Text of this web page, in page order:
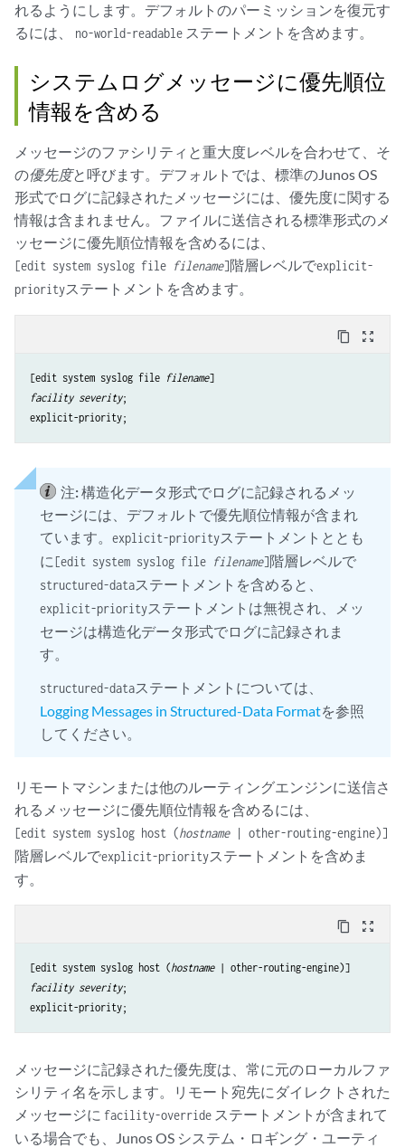
れるようにします。デフォルトのパーミッションを復元す
るには、
no-world-readable ステートメントを含めます。
システムログメッセージに優先順位
情報を含める
メッセージのファシリティと重大度レベルを合わせて、そ
の優先度と呼びます。デフォルトでは、標準のJunos OS
形式でログに記録されたメッセージには、優先度に関する
情報は含まれません。ファイルに送信される標準形式のメ
ッセージに優先順位情報を含めるには、
[edit system syslog file filename]階層レベルでexplicit-
priorityステートメントを含めます。
content_copy zoom_out_map
[edit system syslog file filename
facility severity;
注:構造化データ形式でログに記録されるメッ
セージには、デフォルトで優先順位情報が含まれ
ています。 explicit-priorityステートメントととも
に [edit system syslog file filename]階層レベルで
structured-dataステートメントを含めると、
explicit-priorityステートメントは無視され、メッ
セージは構造化データ形式でログに記録されま
す。
structured-dataステートメントについては、
Logging Messages in Structured-Data Formatを参照
してください。
リモートマシンまたは他のルーティングエンジンに送信さ
れるメッセージに優先順位情報を含めるには、
[edit system syslog host (hostname| other-routing-engine)]
階層レベルでexplicit-priorityステートメントを含めま
す。
content_copy zoom_out_map
[edit system syslog host (hostname
facility severity;
メッセージに記録された優先度は、常に元のローカルファ
シリティ名を示します。リモート宛先にダイレクトされた
メッセージに facility-override ステートメントが含まれて
いる場合でも、Junos OS システム・ロギング・ユーティ